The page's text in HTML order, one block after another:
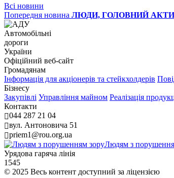
Всі новини
Попередня новина ЛЮДИ, ГОЛОВНИЙ
Автомобільні
дороги
України
Офіційний веб‑сайт
Громадянам
Інформація для акціонерів та стейкхолдерів
Бізнесу
Закупівлі Управління майном Реалізація
Контакти
044 287 21 04
вул. Антоновича 51
priem1@rou.org.ua
Людям з
Урядова гаряча лінія
1545
© 2025 Весь контент доступний за ліцензією